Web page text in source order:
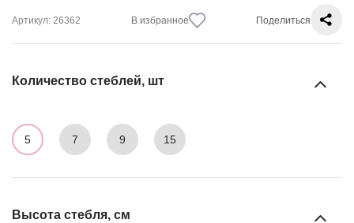
Артикул: 26362 В избранное Поделиться
Количество стеблей, шт
5 7 9 15
Высота стебля, см